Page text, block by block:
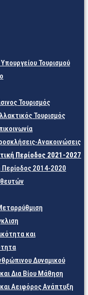
Τουρισμού
Τουρισμός
Τουρισμός
Ανακοινώσεις
Περίοδος 2021-2027
2014-2020
και
Δυναμικού
Δια Βίου Μάθηση
Αειφόρος Ανάπτυξη